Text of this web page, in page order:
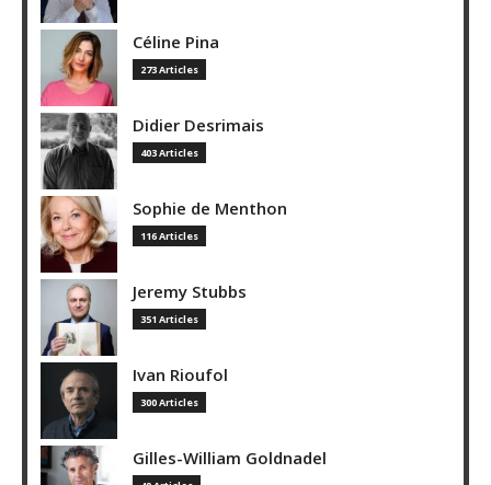
Céline Pina
273 Articles
Didier Desrimais
403 Articles
Sophie de Menthon
116 Articles
Jeremy Stubbs
351 Articles
Ivan Rioufol
300 Articles
Gilles-William Goldnadel